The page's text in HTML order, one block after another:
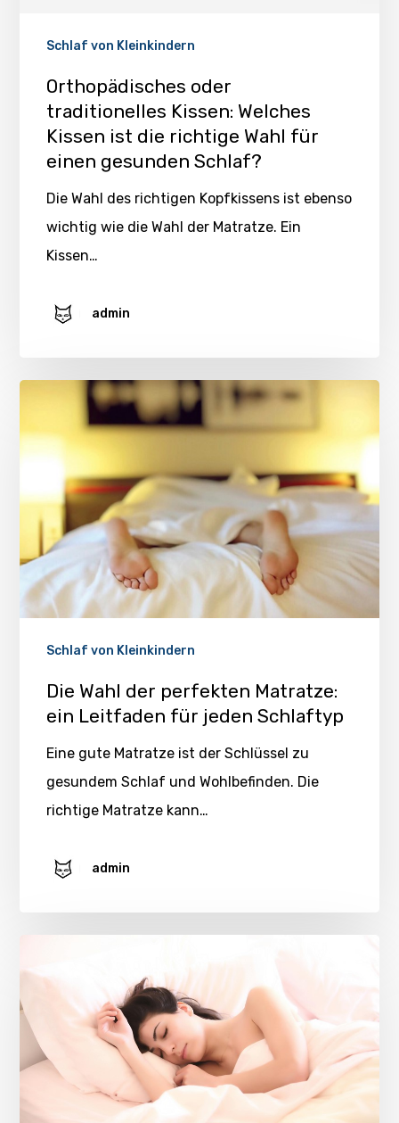
Schlaf von Kleinkindern
Orthopädisches oder
traditionelles Kissen: Welches
Kissen ist die richtige Wahl für
einen gesunden Schlaf?
Die Wahl des richtigen Kopfkissens ist ebenso
wichtig wie die Wahl der Matratze. Ein
Kissen…
admin
Schlaf von Kleinkindern
Die Wahl der perfekten Matratze:
ein Leitfaden für jeden Schlaftyp
Eine gute Matratze ist der Schlüssel zu
gesundem Schlaf und Wohlbefinden. Die
richtige Matratze kann…
admin